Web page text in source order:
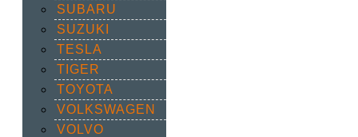
SUBARU
SUZUKI
TESLA
TIGER
TOYOTA
VOLKSWAGEN
VOLVO